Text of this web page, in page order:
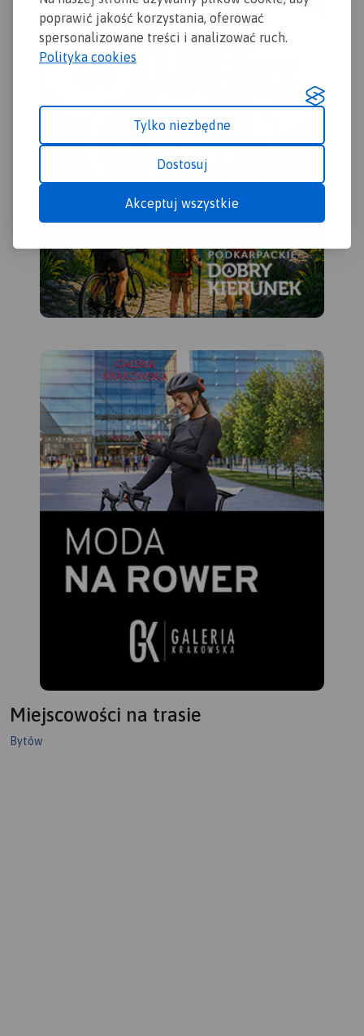
poprawić jakość korzystania, oferować
spersonalizowane treści i analizować ruch.
Polityka cookies
Tylko niezbędne
Dostosuj
Akceptuj wszystkie
polsko-niemiecka z 1939 r.
Miejscowości na trasie
Bytów